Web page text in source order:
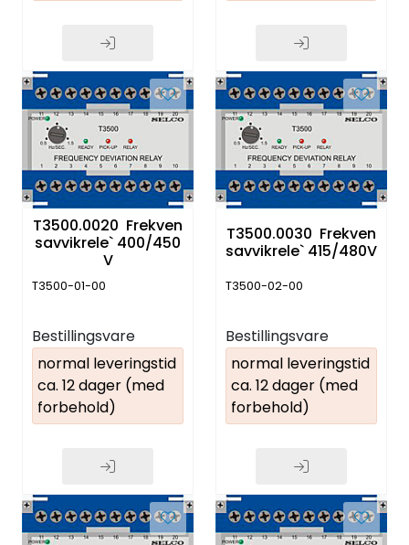
T3500.0020 Frekven
savvikrele` 400/450
V
T3500-01-00
Bestillingsvare
normal leveringstid
ca. 12 dager (med
forbehold)
T3500.0030 Frekven
savvikrele` 415/480V
T3500-02-00
Bestillingsvare
normal leveringstid
ca. 12 dager (med
forbehold)